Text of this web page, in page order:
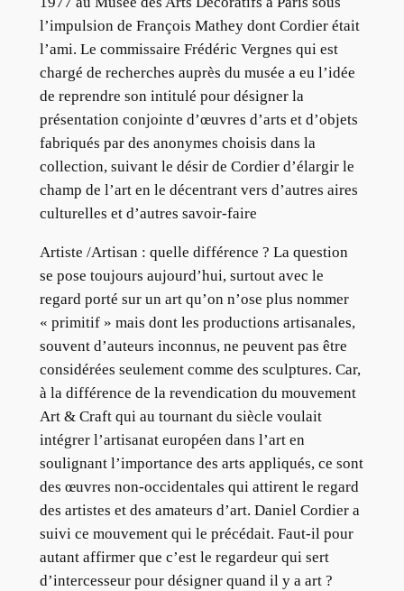
l’impulsion de François Mathey dont Cordier était
l’ami. Le commissaire Frédéric Vergnes qui est
chargé de recherches auprès du musée a eu l’idée
de reprendre son intitulé pour désigner la
présentation conjointe d’œuvres d’arts et d’objets
fabriqués par des anonymes choisis dans la
collection, suivant le désir de Cordier d’élargir le
champ de l’art en le décentrant vers d’autres aires
culturelles et d’autres savoir-faire
Artiste /Artisan : quelle différence ? La question
se pose toujours aujourd’hui, surtout avec le
regard porté sur un art qu’on n’ose plus nommer
« primitif » mais dont les productions artisanales,
souvent d’auteurs inconnus, ne peuvent pas être
considérées seulement comme des sculptures. Car,
à la différence de la revendication du mouvement
Art & Craft qui au tournant du siècle voulait
intégrer l’artisanat européen dans l’art en
soulignant l’importance des arts appliqués, ce sont
des œuvres non-occidentales qui attirent le regard
des artistes et des amateurs d’art. Daniel Cordier a
suivi ce mouvement qui le précédait. Faut-il pour
autant affirmer que c’est le regardeur qui sert
d’intercesseur pour désigner quand il y a art ?